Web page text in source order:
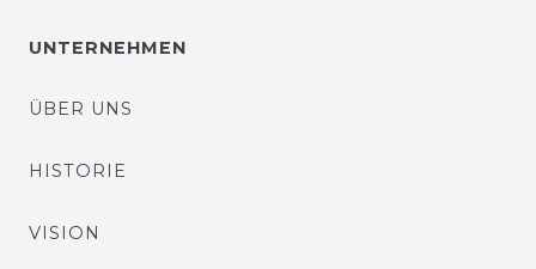
UNTERNEHMEN
ÜBER UNS
HISTORIE
VISION